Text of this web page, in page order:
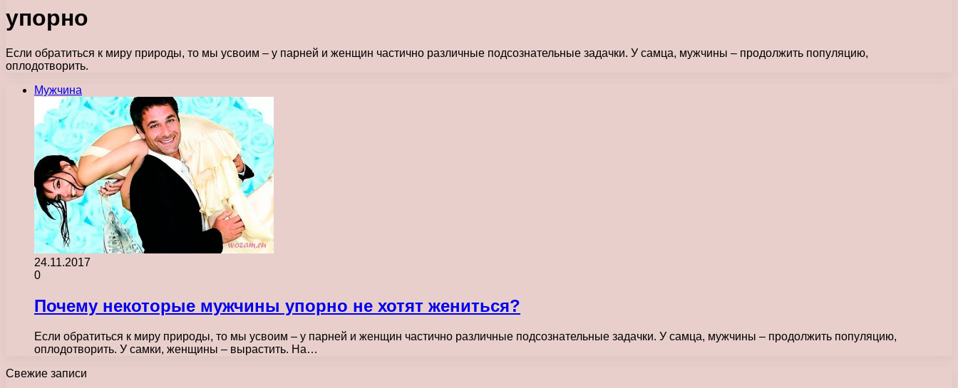
упорно
Если обратиться к миру природы, то мы усвоим – у парней и женщин частично различные подсознательные задачки. У самца, мужчины – продолжить популяцию,
оплодотворить.
Мужчина
24.11.2017
0
Почему некоторые мужчины упорно не хотят жениться?
Если обратиться к миру природы, то мы усвоим – у парней и женщин частично различные подсознательные задачки. У самца, мужчины – продолжить популяцию,
оплодотворить. У самки, женщины – вырастить. На…
Свежие записи